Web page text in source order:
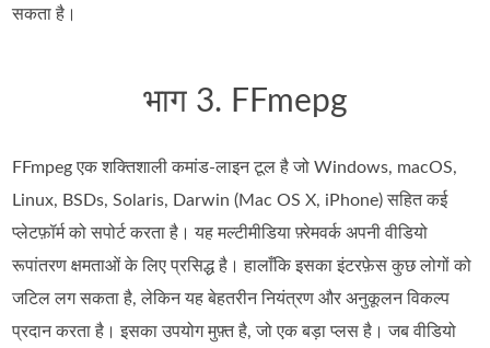
सकता है।
भाग 3. FFmepg
FFmpeg एक शक्तिशाली कमांड-लाइन टूल है जो Windows, macOS,
Linux, BSDs, Solaris, Darwin (Mac OS X, iPhone) सहित कई
प्लेटफ़ॉर्म को सपोर्ट करता है। यह मल्टीमीडिया फ़्रेमवर्क अपनी वीडियो
रूपांतरण क्षमताओं के लिए प्रसिद्ध है। हालाँकि इसका इंटरफ़ेस कुछ लोगों को
जटिल लग सकता है, लेकिन यह बेहतरीन नियंत्रण और अनुकूलन विकल्प
प्रदान करता है। इसका उपयोग मुफ़्त है, जो एक बड़ा प्लस है। जब वीडियो